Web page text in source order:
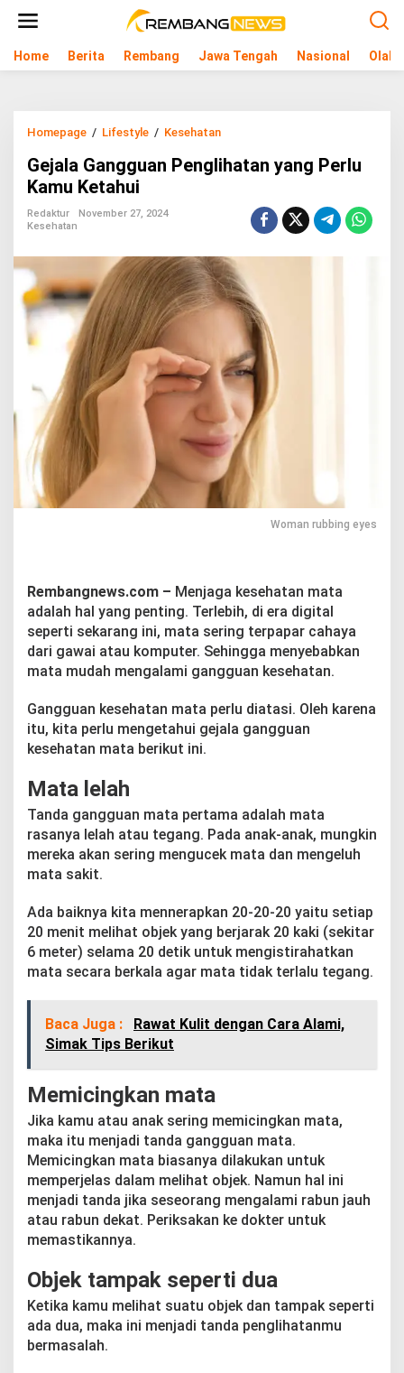
t
Home Berita Rembang Jawa Tengah Nasional
Homepage / Lifestyle / Kesehatan
j
n
g
g
u
P
e
n
g
l
i
h
a
a
g
P
e
r
l
u
m
u
h
u
i
Gejala Gangguan Penglihatan yang Perlu
Kamu Ketahui
Redaktur
November 27, 2024
Kesehatan
Woman rubbing eyes
Rembangnews.com – Menjaga kesehatan mata
adalah hal yang penting. Terlebih, di era digital
seperti sekarang ini, mata sering terpapar cahaya
dari gawai atau komputer. Sehingga menyebabkan
mata mudah mengalami gangguan kesehatan.
Gangguan kesehatan mata perlu diatasi. Oleh karena
itu, kita perlu mengetahui gejala gangguan
kesehatan mata berikut ini.
Mata lelah
Tanda gangguan mata pertama adalah mata
rasanya lelah atau tegang. Pada anak-anak, mungkin
mereka akan sering mengucek mata dan mengeluh
mata sakit.
Ada baiknya kita mennerapkan 20-20-20 yaitu setiap
20 menit melihat objek yang berjarak 20 kaki (sekitar
6 meter) selama 20 detik untuk mengistirahatkan
mata secara berkala agar mata tidak terlalu tegang.
Baca Juga :
Rawat Kulit dengan Cara Alami,
Simak Tips Berikut
Memicingkan mata
Jika kamu atau anak sering memicingkan mata,
maka itu menjadi tanda gangguan mata.
Memicingkan mata biasanya dilakukan untuk
memperjelas dalam melihat objek. Namun hal ini
menjadi tanda jika seseorang mengalami rabun jauh
atau rabun dekat. Periksakan ke dokter untuk
memastikannya.
Objek tampak seperti dua
Ketika kamu melihat suatu objek dan tampak seperti
ada dua, maka ini menjadi tanda penglihatanmu
bermasalah.